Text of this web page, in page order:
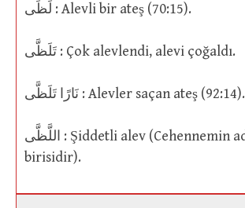
لَظَى : Alevli bir ateş (70:15).
تَلَظَّى : Çok alevlendi, alevi çoğaldı.
نَارًا تَلَظَّى : Alevler saçan ateş (92:14).
اللَّظَّى : Şiddetli alev (Cehennemin adlarından
birisidir).